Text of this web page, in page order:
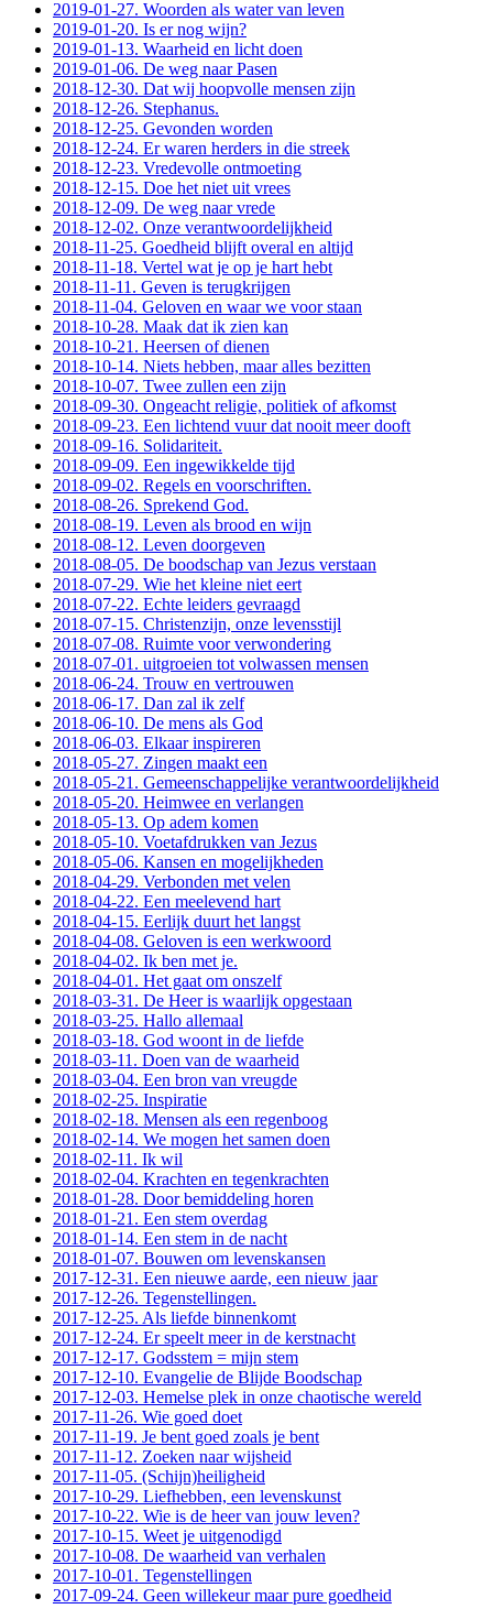
2019-01-27. Woorden als water van leven
2019-01-20. Is er nog wijn?
2019-01-13. Waarheid en licht doen
2019-01-06. De weg naar Pasen
2018-12-30. Dat wij hoopvolle mensen zijn
2018-12-26. Stephanus.
2018-12-25. Gevonden worden
2018-12-24. Er waren herders in die streek
2018-12-23. Vredevolle ontmoeting
2018-12-15. Doe het niet uit vrees
2018-12-09. De weg naar vrede
2018-12-02. Onze verantwoordelijkheid
2018-11-25. Goedheid blijft overal en altijd
2018-11-18. Vertel wat je op je hart hebt
2018-11-11. Geven is terugkrijgen
2018-11-04. Geloven en waar we voor staan
2018-10-28. Maak dat ik zien kan
2018-10-21. Heersen of dienen
2018-10-14. Niets hebben, maar alles bezitten
2018-10-07. Twee zullen een zijn
2018-09-30. Ongeacht religie, politiek of afkomst
2018-09-23. Een lichtend vuur dat nooit meer dooft
2018-09-16. Solidariteit.
2018-09-09. Een ingewikkelde tijd
2018-09-02. Regels en voorschriften.
2018-08-26. Sprekend God.
2018-08-19. Leven als brood en wijn
2018-08-12. Leven doorgeven
2018-08-05. De boodschap van Jezus verstaan
2018-07-29. Wie het kleine niet eert
2018-07-22. Echte leiders gevraagd
2018-07-15. Christenzijn, onze levensstijl
2018-07-08. Ruimte voor verwondering
2018-07-01. uitgroeien tot volwassen mensen
2018-06-24. Trouw en vertrouwen
2018-06-17. Dan zal ik zelf
2018-06-10. De mens als God
2018-06-03. Elkaar inspireren
2018-05-27. Zingen maakt een
2018-05-21. Gemeenschappelijke verantwoordelijkheid
2018-05-20. Heimwee en verlangen
2018-05-13. Op adem komen
2018-05-10. Voetafdrukken van Jezus
2018-05-06. Kansen en mogelijkheden
2018-04-29. Verbonden met velen
2018-04-22. Een meelevend hart
2018-04-15. Eerlijk duurt het langst
2018-04-08. Geloven is een werkwoord
2018-04-02. Ik ben met je.
2018-04-01. Het gaat om onszelf
2018-03-31. De Heer is waarlijk opgestaan
2018-03-25. Hallo allemaal
2018-03-18. God woont in de liefde
2018-03-11. Doen van de waarheid
2018-03-04. Een bron van vreugde
2018-02-25. Inspiratie
2018-02-18. Mensen als een regenboog
2018-02-14. We mogen het samen doen
2018-02-11. Ik wil
2018-02-04. Krachten en tegenkrachten
2018-01-28. Door bemiddeling horen
2018-01-21. Een stem overdag
2018-01-14. Een stem in de nacht
2018-01-07. Bouwen om levenskansen
2017-12-31. Een nieuwe aarde, een nieuw jaar
2017-12-26. Tegenstellingen.
2017-12-25. Als liefde binnenkomt
2017-12-24. Er speelt meer in de kerstnacht
2017-12-17. Godsstem = mijn stem
2017-12-10. Evangelie de Blijde Boodschap
2017-12-03. Hemelse plek in onze chaotische wereld
2017-11-26. Wie goed doet
2017-11-19. Je bent goed zoals je bent
2017-11-12. Zoeken naar wijsheid
2017-11-05. (Schijn)heiligheid
2017-10-29. Liefhebben, een levenskunst
2017-10-22. Wie is de heer van jouw leven?
2017-10-15. Weet je uitgenodigd
2017-10-08. De waarheid van verhalen
2017-10-01. Tegenstellingen
2017-09-24. Geen willekeur maar pure goedheid